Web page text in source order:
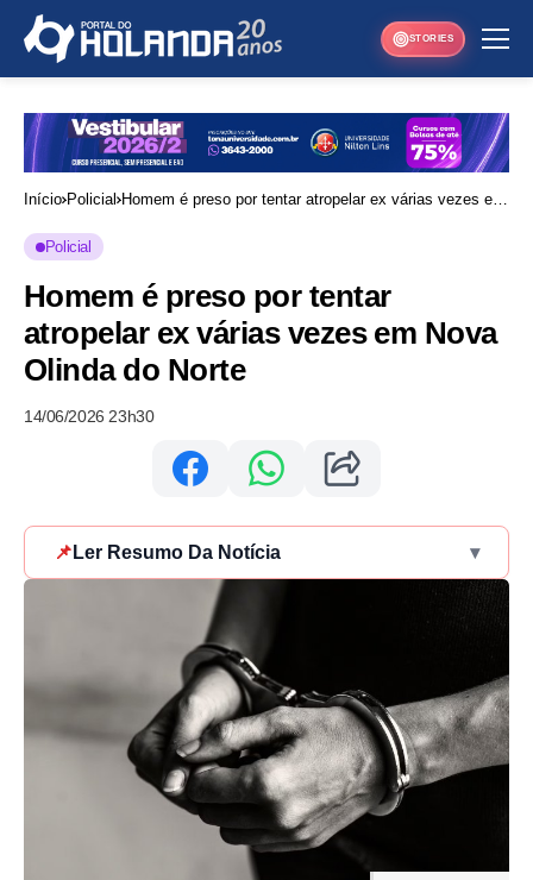
STORIES
Início Policial Homem é preso por tentar atropelar ex várias vezes em
Policial
Homem é preso por tentar
atropelar ex várias vezes em Nova
Olinda do Norte
14/06/2026 23h30
📌 Ler Resumo Da Notícia ▾